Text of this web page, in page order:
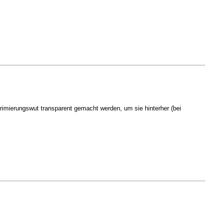
transparent gemacht werden, um sie hinterher (bei